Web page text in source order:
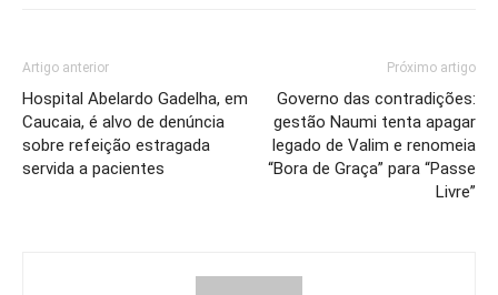
Artigo anterior
Hospital Abelardo Gadelha, em
Caucaia, é alvo de denúncia
sobre refeição estragada
servida a pacientes
Próximo artigo
Governo das contradições:
gestão Naumi tenta apagar
legado de Valim e renomeia
“Bora de Graça” para “Passe
Livre”